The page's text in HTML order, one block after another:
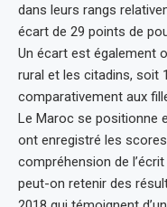
dans leurs rangs
écart de 29 points de
Un écart est également
rural et les citadins, soit
comparativement aux
Le Maroc se positionne
ont enregistré les
compréhension de
peut-on retenir des